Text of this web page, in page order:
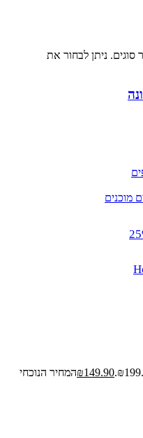
סוגים. ניתן לבחור את
מוכנים
₪149.90
המחיר הנוכחי